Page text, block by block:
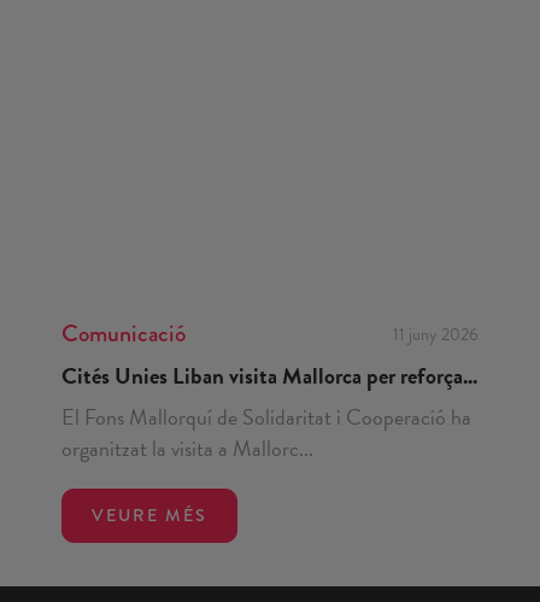
Comunicació 11 juny 2026
Cités Unies Liban visita Mallorca per reforça...
El Fons Mallorquí de Solidaritat i Cooperació ha
organitzat la visita a Mallorc...
VEURE MÉS